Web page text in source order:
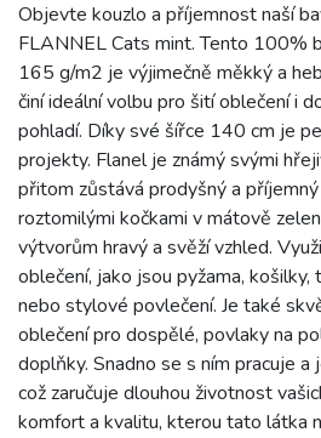
Objevte kouzlo a příjemnost naší
FLANNEL Cats mint. Tento 100%
165 g/m2 je výjimečně měkký a
činí ideální volbu pro šití oblečení i
pohladí. Díky své šířce 140 cm je
projekty. Flanel je známý svými
přitom zůstává prodyšný a
roztomilými kočkami v mátově
výtvorům hravý a svěží vzhled.
oblečení, jako jsou pyžama,
nebo stylové povlečení. Je také
oblečení pro dospělé, povlaky na
doplňky. Snadno se s ním pracuje a
což zaručuje dlouhou životnost
komfort a kvalitu, kterou tato látka